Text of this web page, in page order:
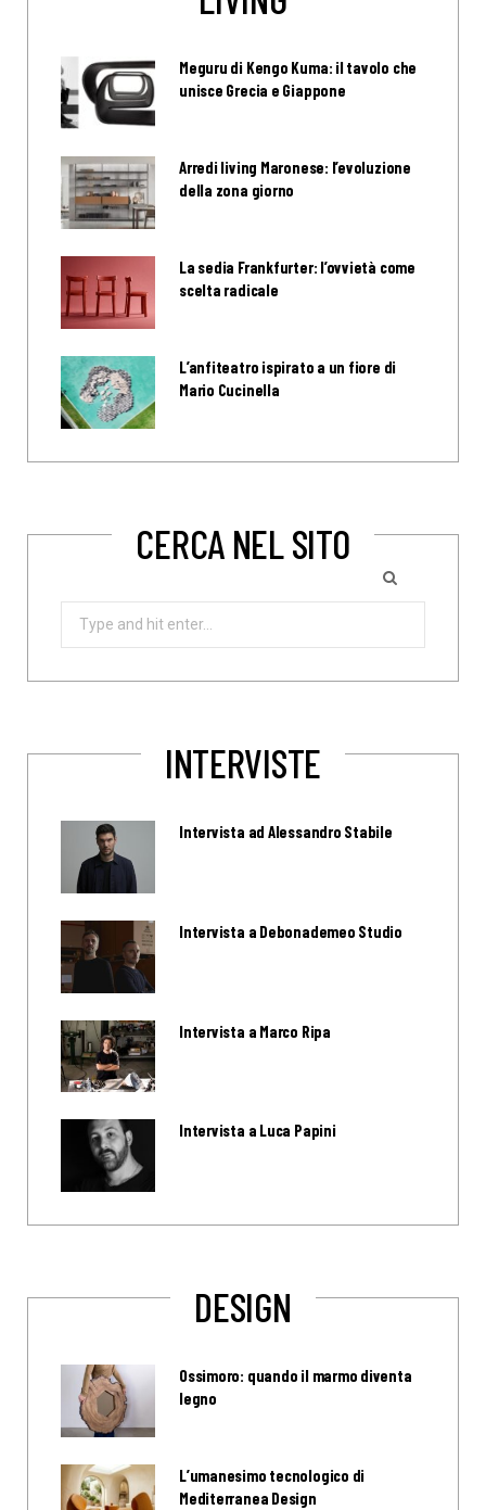
Meguru di Kengo Kuma: il tavolo che
unisce Grecia e Giappone
Arredi living Maronese: l’evoluzione
della zona giorno
La sedia Frankfurter: l’ovvietà come
scelta radicale
L’anfiteatro ispirato a un fiore di
Mario Cucinella
CERCA NEL SITO
Search
INTERVISTE
Intervista ad Alessandro Stabile
Intervista a Debonademeo Studio
Intervista a Marco Ripa
Intervista a Luca Papini
DESIGN
Ossimoro: quando il marmo diventa
legno
L’umanesimo tecnologico di
Mediterranea Design